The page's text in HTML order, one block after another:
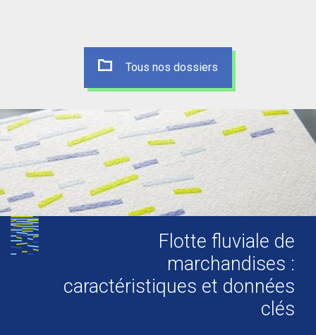
Tous nos dossiers
Flotte fluviale de
marchandises :
caractéristiques et données
clés